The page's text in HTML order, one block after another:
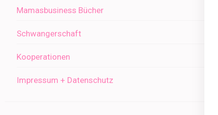
Mamasbusiness Bücher
Schwangerschaft
Kooperationen
Impressum + Datenschutz